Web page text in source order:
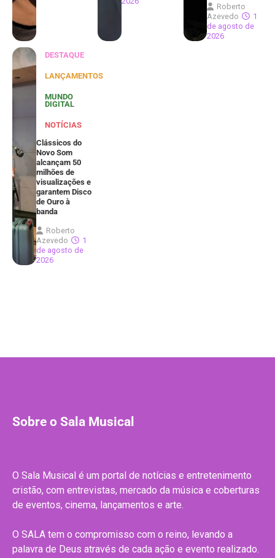
Roberto
Azevedo
1
de agosto de
2026
DESTAQUE
LANÇAMENTOS
MUNDO
DIGITAL
NOTÍCIAS
Clássicos do
Novo Som
alcançam 50
milhões de
visualizações e
garantem Disco
de Ouro à
banda
Roberto
Azevedo
1
de agosto de
2026
Sobre o Sala Musical
O Sala Musical é um portal de notícias e entretenimento
cristão, com entrevistas, mercado da música e coberturas
de eventos, cinema, lançamentos e arte.
O SALA tem o compromisso com o reino, levando a
palavra de Deus através de cada ação e evento realizado.